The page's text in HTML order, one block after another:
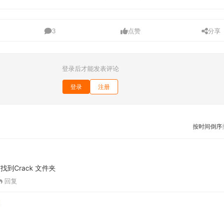
3 点赞 分享
登录后才能发表评论
登录 注册
按时间倒序
到Crack 文件夹
回复